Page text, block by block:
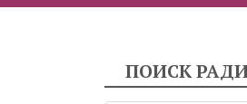
ПОИСК